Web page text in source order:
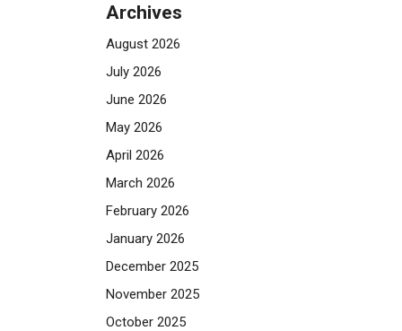
Archives
August 2026
July 2026
June 2026
May 2026
April 2026
March 2026
February 2026
January 2026
December 2025
November 2025
October 2025